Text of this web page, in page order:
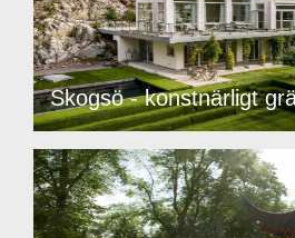
Skogsö - konstnärligt